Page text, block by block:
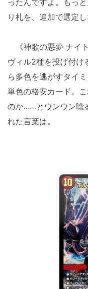
ったんですよ。もっ
り札を、追加で選定
《神歌の悪夢 ナイ
ヴィル2種を投げ付け
ら多色を逃がすタイ
単色の格安カード。
のか……とウンウン唸
れた言葉は。